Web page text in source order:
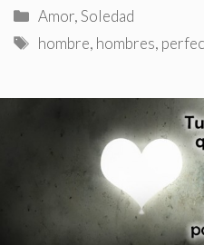
Categorías
Amor,Soledad
Etiquetas
hombre, hombres,